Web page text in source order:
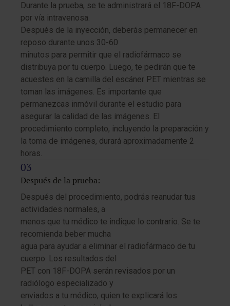
Durante la prueba, se te administrará el 18F-DOPA
por vía intravenosa.
Después de la inyección, deberás permanecer en
reposo durante unos 30-60
minutos para permitir que el radiofármaco se
distribuya por tu cuerpo. Luego, te pedirán que te
acuestes en la camilla del escáner PET mientras se
toman las imágenes. Es importante que
permanezcas inmóvil durante el estudio para
asegurar la calidad de las imágenes. El
procedimiento completo, incluyendo la preparación y
la toma de imágenes, durará aproximadamente 2
horas.
Después de la prueba:
Después del procedimiento, podrás reanudar tus
actividades normales, a
menos que tu médico te indique lo contrario. Se te
recomienda beber mucha
agua para ayudar a eliminar el radiofármaco de tu
cuerpo. Los resultados del
PET con 18F-DOPA serán revisados por un
radiólogo especializado y
enviados a tu médico, quien te explicará los